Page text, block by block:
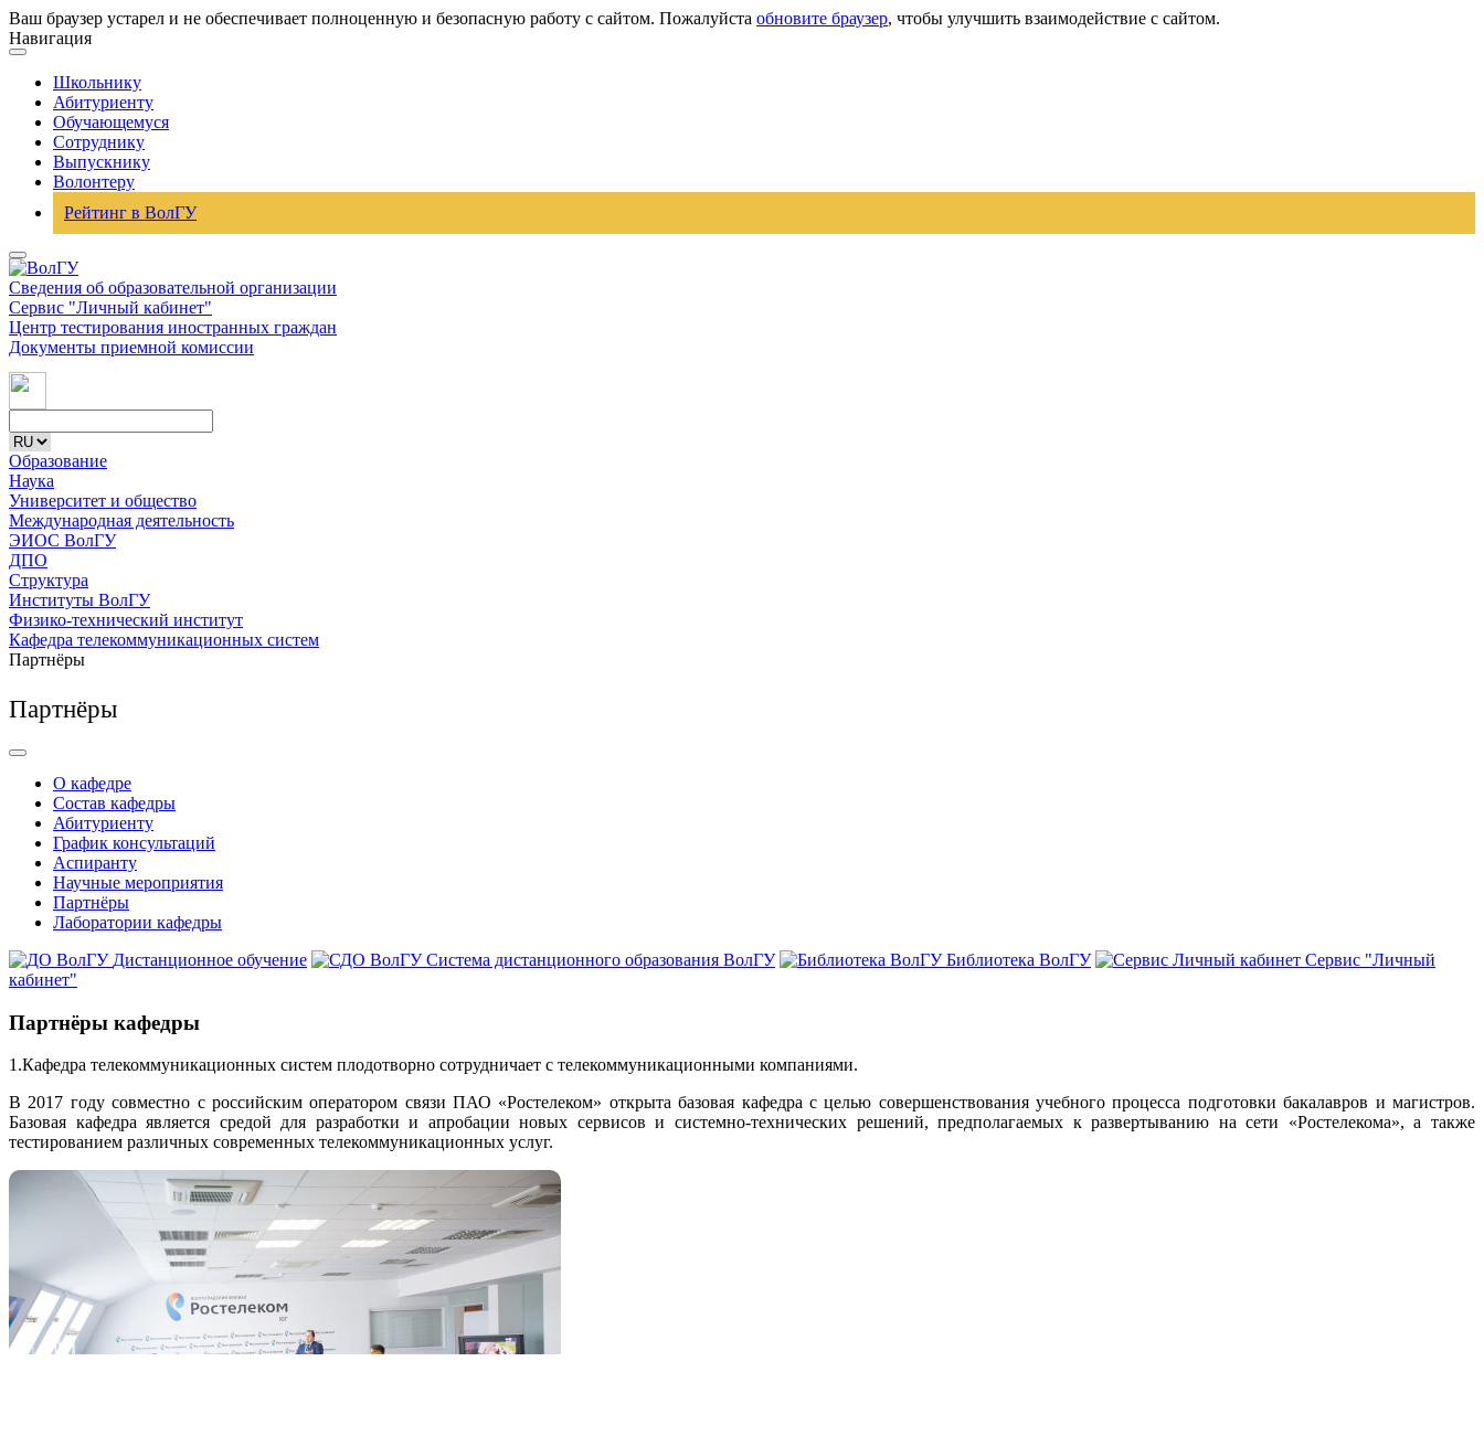
Ваш браузер устарел и не обеспечивает полноценную и безопасную работу с сайтом. Пожалуйста обновите браузер, чтобы улучшить взаимодействие с сайтом.
Навигация
Школьнику
Абитуриенту
Обучающемуся
Сотруднику
Выпускнику
Волонтеру
Рейтинг в ВолГУ
Сведения об образовательной организации
Сервис "Личный кабинет"
Центр тестирования иностранных граждан
Документы приемной комиссии
Образование
Наука
Университет и общество
Международная деятельность
ЭИОС ВолГУ
ДПО
Структура
Институты ВолГУ
Физико-технический институт
Кафедра телекоммуникационных систем
Партнёры
Партнёры
О кафедре
Состав кафедры
Абитуриенту
График консультаций
Аспиранту
Научные мероприятия
Партнёры
Лаборатории кафедры
Дистанционное обучение
Система дистанционного образования ВолГУ Библиотека ВолГУ
Сервис "Личный
кабинет"
Партнёры кафедры
1.Кафедра телекоммуникационных систем плодотворно сотрудничает с телекоммуникационными компаниями.
В 2017 году совместно с российским оператором связи ПАО «Ростелеком» открыта базовая кафедра с целью совершенствования учебного процесса подготовки бакалавров и магистров.
Базовая кафедра является средой для разработки и апробации новых сервисов и системно-технических решений, предполагаемых к развертыванию на сети «Ростелекома», а также
тестированием различных современных телекоммуникационных услуг.